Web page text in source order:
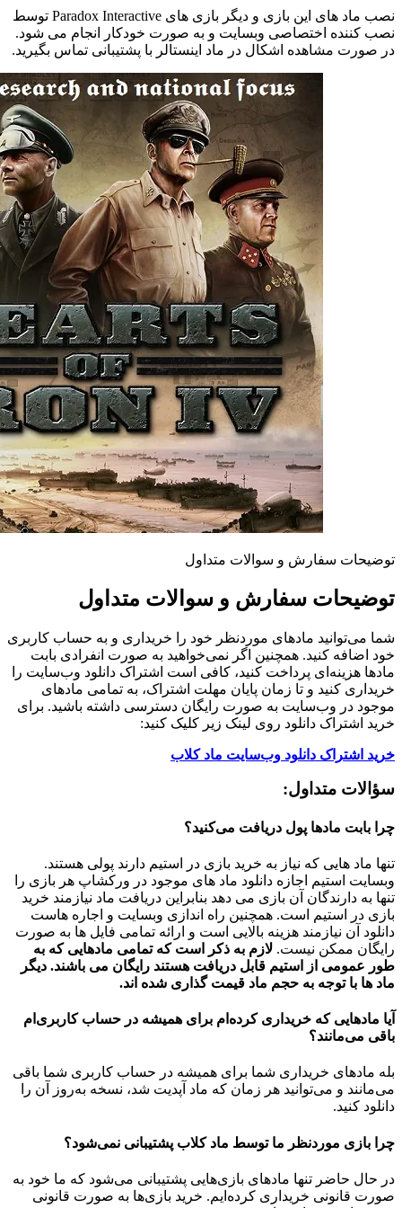
نصب ماد های این بازی و دیگر بازی های Paradox Interactive توسط
نصب کننده اختصاصی وبسایت و به صورت خودکار انجام می شود.
در صورت مشاهده اشکال در ماد اینستالر با پشتیبانی تماس بگیرید.
توضیحات سفارش و سوالات متداول
توضیحات سفارش و سوالات متداول
شما می‌توانید مادهای موردنظر خود را خریداری و به حساب کاربری
خود اضافه کنید. همچنین اگر نمی‌خواهید به صورت انفرادی بابت
مادها هزینه‌ای پرداخت کنید، کافی است اشتراک دانلود وب‌سایت را
خریداری کنید و تا زمان پایان مهلت اشتراک، به تمامی مادهای
موجود در وب‌سایت به صورت رایگان دسترسی داشته باشید. برای
خرید اشتراک دانلود روی لینک زیر کلیک کنید:
خرید اشتراک دانلود وب‌سایت ماد کلاب
سؤالات متداول:
چرا بابت مادها پول دریافت می‌کنید؟
تنها ماد هایی که نیاز به خرید بازی در استیم دارند پولی هستند.
وبسایت استیم اجازه دانلود ماد های موجود در ورکشاپ هر بازی را
تنها به دارندگان آن بازی می دهد بنابراین دریافت ماد نیازمند خرید
بازی در استیم است. همچنین راه اندازی وبسایت و اجاره هاست
دانلود آن نیازمند هزینه بالایی است و ارائه تمامی فایل ها به صورت
رایگان ممکن نیست. لازم به ذکر است که تمامی مادهایی که به
طور عمومی از استیم قابل دریافت هستند رایگان می باشند. دیگر
ماد ها با توجه به حجم ماد قیمت گذاری شده اند.
آیا مادهایی که خریداری کرده‌ام برای همیشه در حساب‌ کاربری‌ام
باقی می‌مانند؟
بله مادهای خریداری شما برای همیشه در حساب کاربری شما باقی
می‌مانند و می‌توانید هر زمان که ماد آپدیت شد، نسخه به‌روز آن را
دانلود کنید.
چرا بازی موردنظر ما توسط ماد کلاب پشتیبانی نمی‌شود؟
در حال حاضر تنها مادهای بازی‌هایی پشتیبانی می‌شود که ما خود به
صورت قانونی خریداری کرده‌ایم. خرید بازی‌ها به صورت قانونی